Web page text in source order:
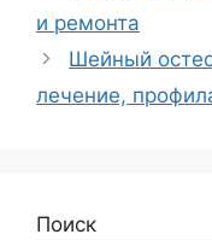
и ремонта
Шейный
лечение,
Поиск